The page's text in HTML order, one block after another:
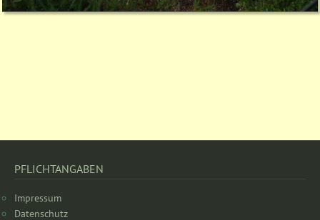
PFLICHTANGABEN
Impressum
Datenschutz